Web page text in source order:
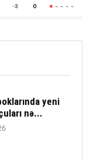
yeni
nə...